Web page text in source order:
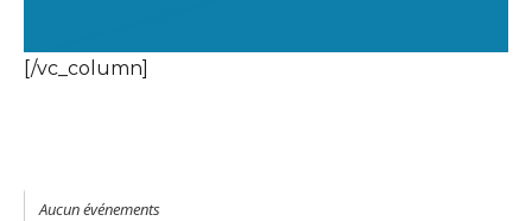
[/vc_column]
Aucun événements